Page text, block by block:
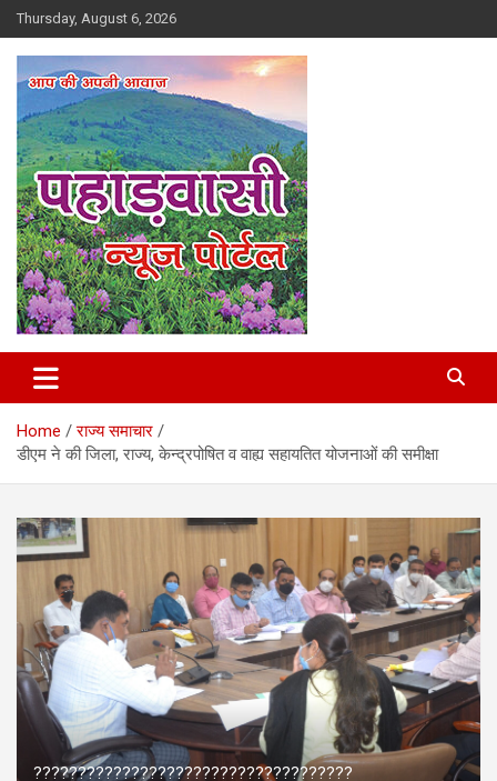
Skip
to
content
Thursday, August 6, 2026
Pahadvasi
Home
राज्य समाचार
डीएम ने की जिला, राज्य, केन्द्रपोषित व वाह्य सहायतित योजनाओं की समीक्षा
????????????????????????????????????